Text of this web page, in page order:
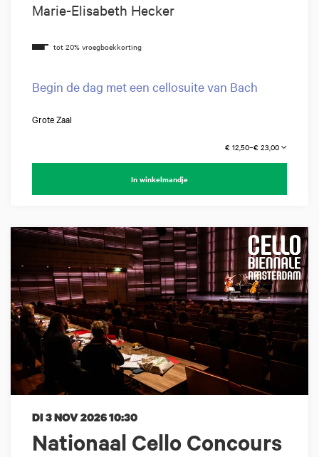
Marie-Elisabeth Hecker
Begin de dag met een cellosuite van Bach
Grote Zaal
€ 12,50–€ 23,00
In winkelmandje
Nationaal Cello Concours
DI 3 NOV 202610:30